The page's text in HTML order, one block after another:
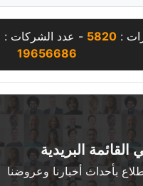
:
5820 - عدد الشركات :
19656686
البريدية
بأحداث أخبارنا وعروضنا